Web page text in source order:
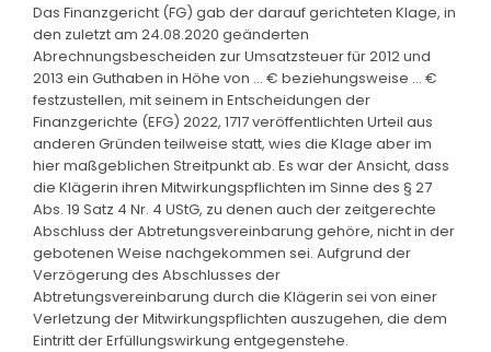
Das Finanzgericht (FG) gab der darauf gerichteten Klage, in
den zuletzt am 24.08.2020 geänderten
Abrechnungsbescheiden zur Umsatzsteuer für 2012 und
2013 ein Guthaben in Höhe von ... € beziehungsweise ... €
festzustellen, mit seinem in Entscheidungen der
Finanzgerichte (EFG) 2022, 1717 veröffentlichten Urteil aus
anderen Gründen teilweise statt, wies die Klage aber im
hier maßgeblichen Streitpunkt ab. Es war der Ansicht, dass
die Klägerin ihren Mitwirkungspflichten im Sinne des § 27
Abs. 19 Satz 4 Nr. 4 UStG, zu denen auch der zeitgerechte
Abschluss der Abtretungsvereinbarung gehöre, nicht in der
gebotenen Weise nachgekommen sei. Aufgrund der
Verzögerung des Abschlusses der
Abtretungsvereinbarung durch die Klägerin sei von einer
Verletzung der Mitwirkungspflichten auszugehen, die dem
Eintritt der Erfüllungswirkung entgegenstehe.